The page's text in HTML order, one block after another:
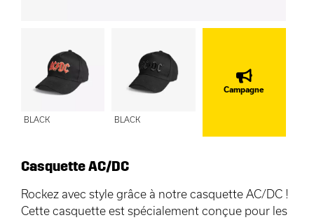
BLACK BLACK
Campagne
Casquette AC/DC
Rockez avec style grâce à notre casquette AC/DC !
Cette casquette est spécialement conçue pour les